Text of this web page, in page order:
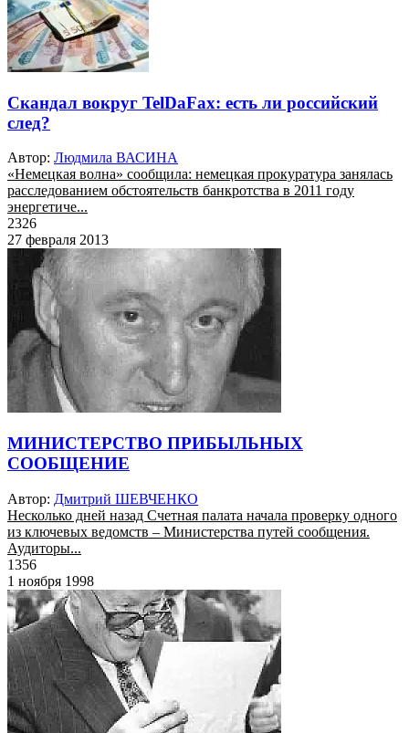
Скандал вокруг TelDaFax: есть ли российский
след?
Автор: Людмила ВАСИНА
«Немецкая волна» сообщила: немецкая прокуратура занялась
расследованием обстоятельств банкротства в 2011 году
энергетиче...
2326
27 февраля 2013
МИНИСТЕРСТВО ПРИБЫЛЬНЫХ
СООБЩЕНИЕ
Автор: Дмитрий ШЕВЧЕНКО
Несколько дней назад Счетная палата начала проверку одного
из ключевых ведомств – Министерства путей сообщения.
Аудиторы...
1356
1 ноября 1998